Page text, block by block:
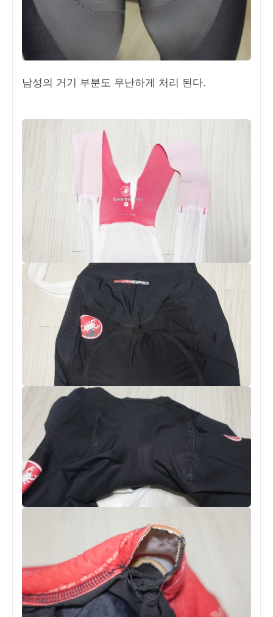
남성의 거기 부분도 무난하게 처리 된다.